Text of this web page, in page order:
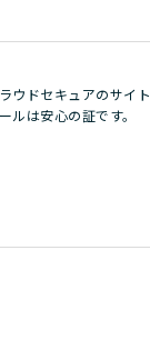
ウドセキュアのサイト
ルは安心の証です。